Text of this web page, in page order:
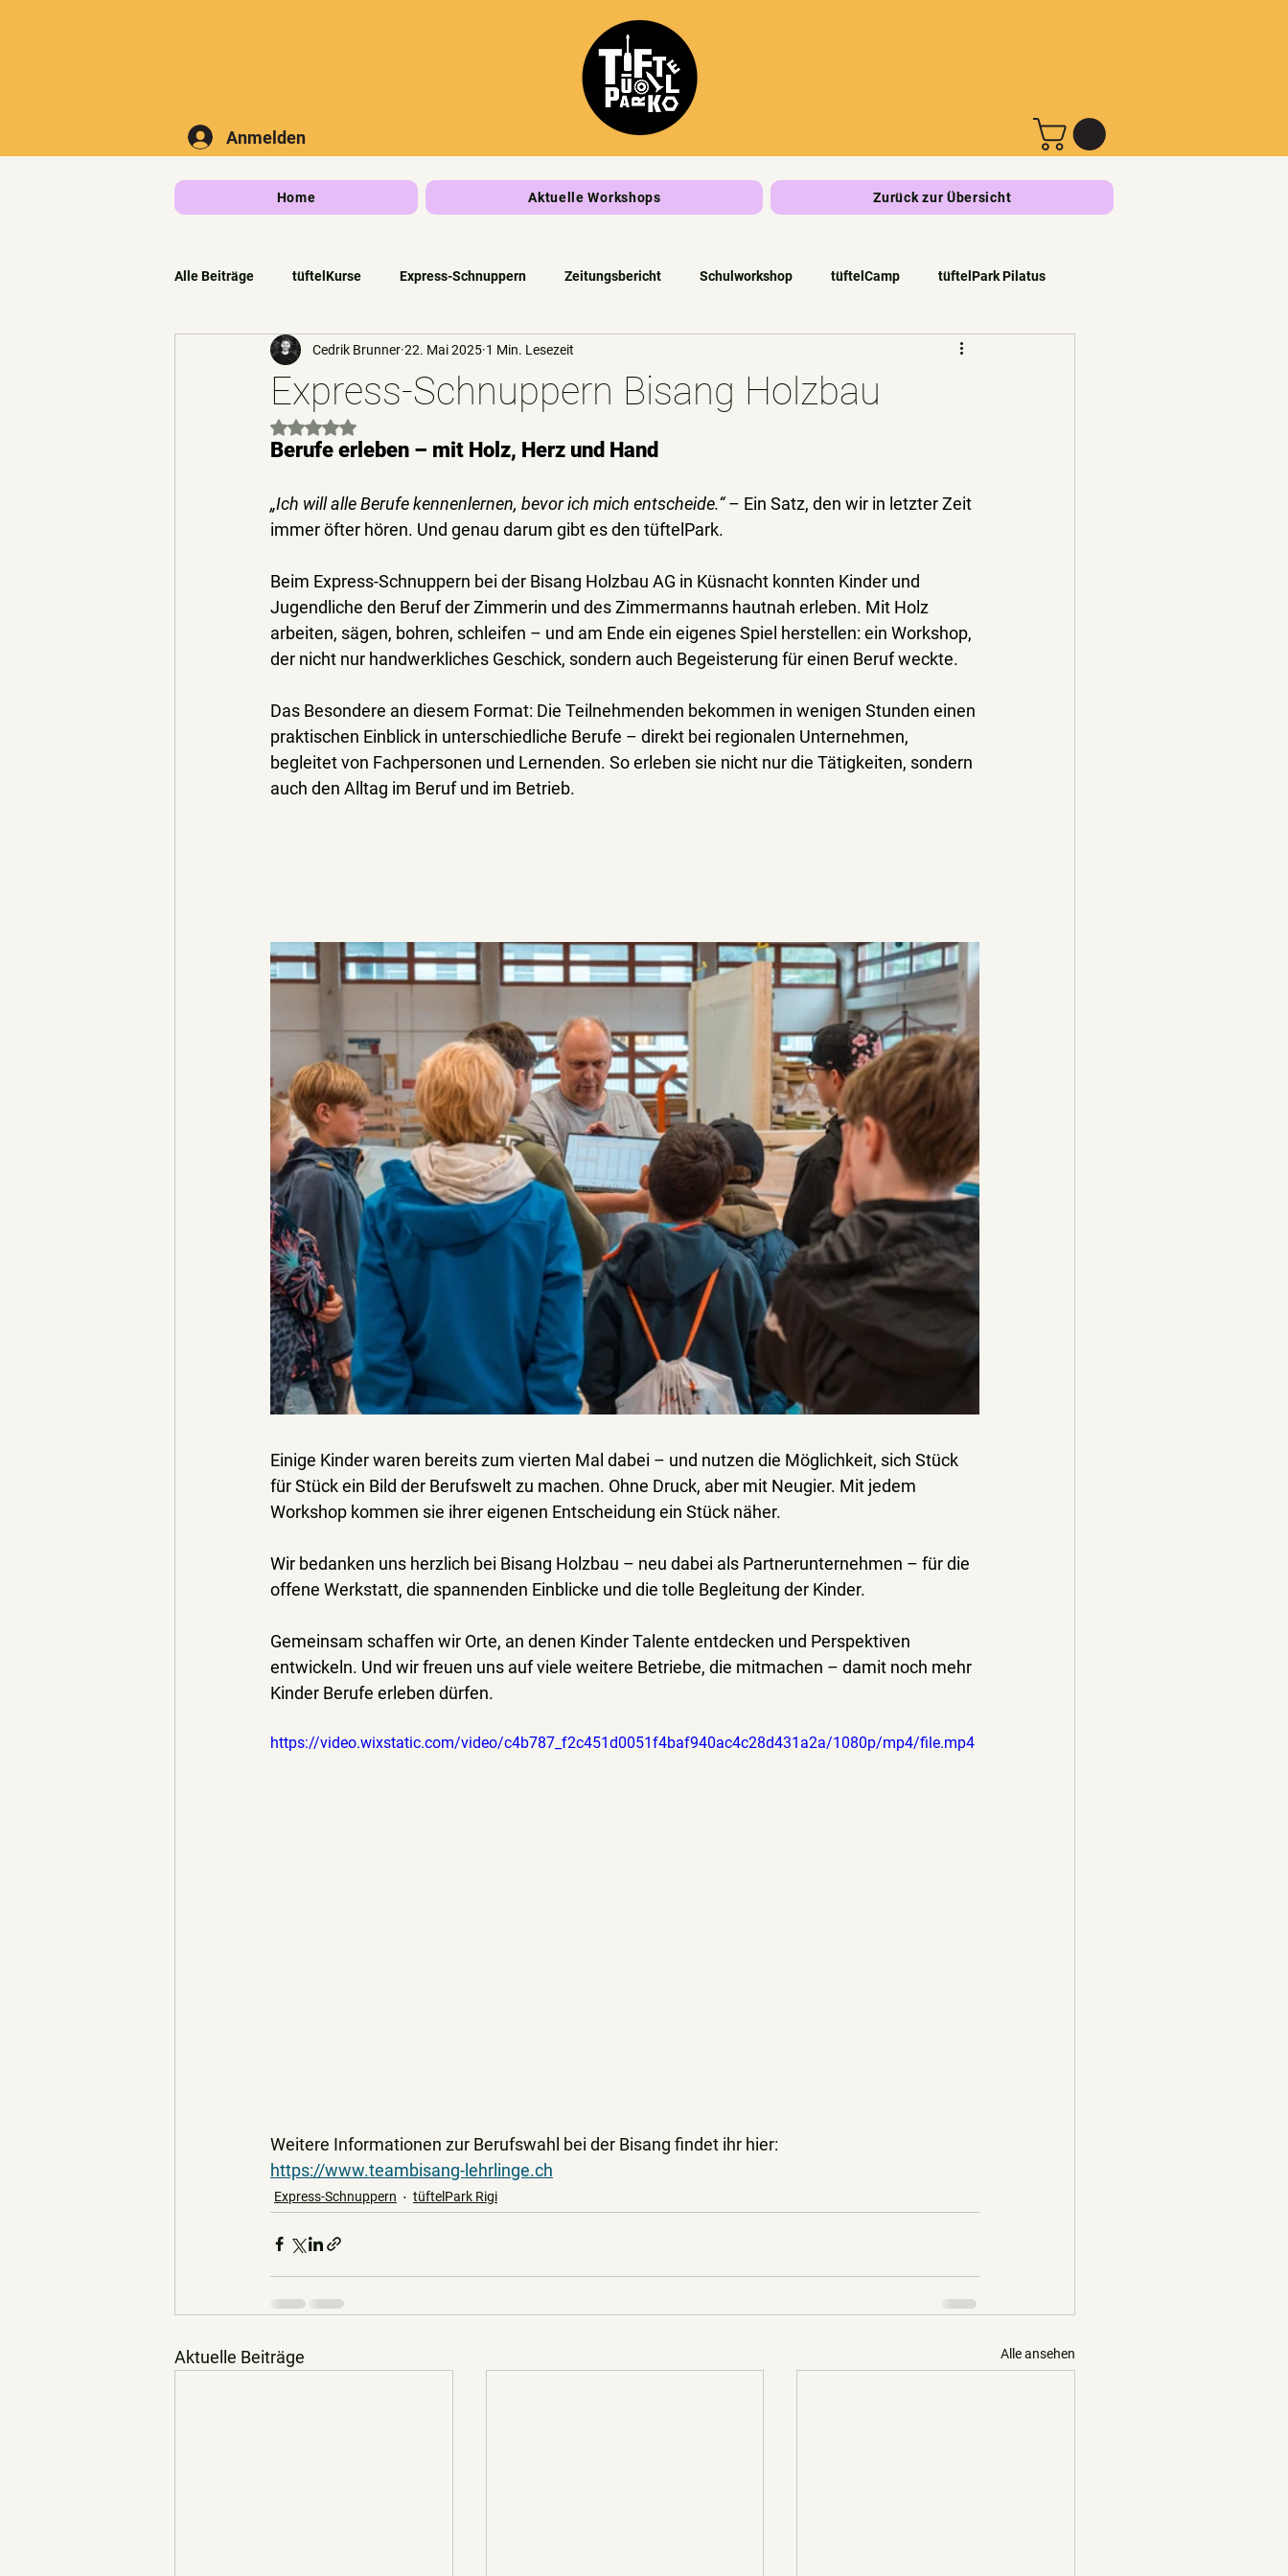
Anmelden
Home Aktuelle Workshops Zurück zur Übersicht
Alle Beiträge tüftelKurse Express-Schnuppern Zeitungsbericht Schulworkshop tüftelCamp tüftelPark Pilatus
tüftelPark Rigi
Express-Schnuppern Bisang Holzbau
Cedrik Brunner 22. Mai 2025 1 Min. Lesezeit
Mit NaN von 5 Sternen bewertet.
Berufe erleben – mit Holz, Herz und Hand
„Ich will alle Berufe kennenlernen, bevor ich mich entscheide.“ – Ein Satz, den wir in letzter Zeit
immer öfter hören. Und genau darum gibt es den tüftelPark.
Beim Express-Schnuppern bei der Bisang Holzbau AG in Küsnacht konnten Kinder und
Jugendliche den Beruf der Zimmerin und des Zimmermanns hautnah erleben. Mit Holz
arbeiten, sägen, bohren, schleifen – und am Ende ein eigenes Spiel herstellen: ein Workshop,
der nicht nur handwerkliches Geschick, sondern auch Begeisterung für einen Beruf weckte.
Das Besondere an diesem Format: Die Teilnehmenden bekommen in wenigen Stunden einen
praktischen Einblick in unterschiedliche Berufe – direkt bei regionalen Unternehmen,
begleitet von Fachpersonen und Lernenden. So erleben sie nicht nur die Tätigkeiten, sondern
auch den Alltag im Beruf und im Betrieb.
Einige Kinder waren bereits zum vierten Mal dabei – und nutzen die Möglichkeit, sich Stück
für Stück ein Bild der Berufswelt zu machen. Ohne Druck, aber mit Neugier. Mit jedem
Workshop kommen sie ihrer eigenen Entscheidung ein Stück näher.
Wir bedanken uns herzlich bei Bisang Holzbau – neu dabei als Partnerunternehmen – für die
offene Werkstatt, die spannenden Einblicke und die tolle Begleitung der Kinder.
Gemeinsam schaffen wir Orte, an denen Kinder Talente entdecken und Perspektiven
entwickeln. Und wir freuen uns auf viele weitere Betriebe, die mitmachen – damit noch mehr
Kinder Berufe erleben dürfen.
https://video.wixstatic.com/video/c4b787_f2c451d0051f4baf940ac4c28d431a2a/1080p/mp4/file.mp4
Weitere Informationen zur Berufswahl bei der Bisang findet ihr hier:
https://www.teambisang-lehrlinge.ch
Express-Schnuppern tüftelPark Rigi
Aktuelle Beiträge Alle ansehen